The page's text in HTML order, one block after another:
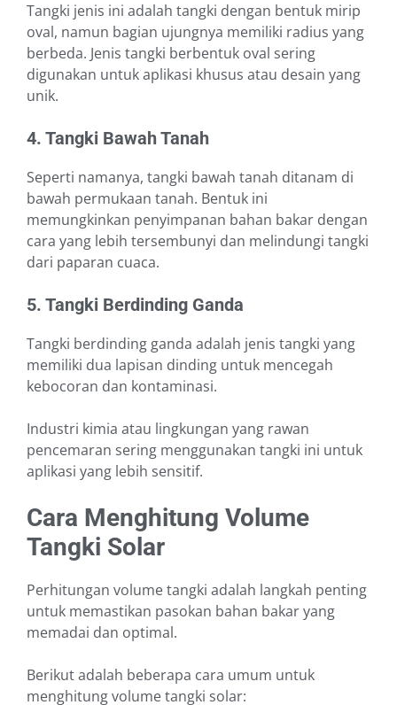
Tangki jenis ini adalah tangki dengan bentuk mirip
oval, namun bagian ujungnya memiliki radius yang
berbeda. Jenis tangki berbentuk oval sering
digunakan untuk aplikasi khusus atau desain yang
unik.
4. Tangki Bawah Tanah
Seperti namanya, tangki bawah tanah ditanam di
bawah permukaan tanah. Bentuk ini
memungkinkan penyimpanan bahan bakar dengan
cara yang lebih tersembunyi dan melindungi tangki
dari paparan cuaca.
5. Tangki Berdinding Ganda
Tangki berdinding ganda adalah jenis tangki yang
memiliki dua lapisan dinding untuk mencegah
kebocoran dan kontaminasi.
Industri kimia atau lingkungan yang rawan
pencemaran sering menggunakan tangki ini untuk
aplikasi yang lebih sensitif.
Cara Menghitung Volume
Tangki Solar
Perhitungan volume tangki adalah langkah penting
untuk memastikan pasokan bahan bakar yang
memadai dan optimal.
Berikut adalah beberapa cara umum untuk
menghitung volume tangki solar: